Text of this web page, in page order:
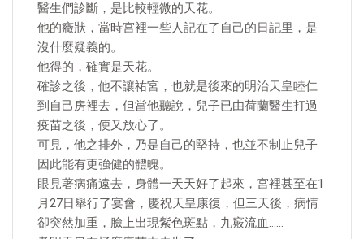
醫生們診斷，是比較輕微的天花。
他的癥狀，當時宮裡一些人記在了自己的日記里，是
沒什麼疑義的。
他得的，確實是天花。
確診之後，他不讓祐宮，也就是後來的明治天皇睦仁
到自己房裡去，但當他聽說，兒子已由荷蘭醫生打過
疫苗之後，便又放心了。
可見，他之排外，乃是自己的堅持，也並不制止兒子
因此能有更強健的體魄。
眼見著病痛遠去，身體一天天好了起來，宮裡甚至在1
月27日舉行了宴會，慶祝天皇康復，但三天後，病情
卻突然加重，臉上出現紫色斑點，九竅流血……